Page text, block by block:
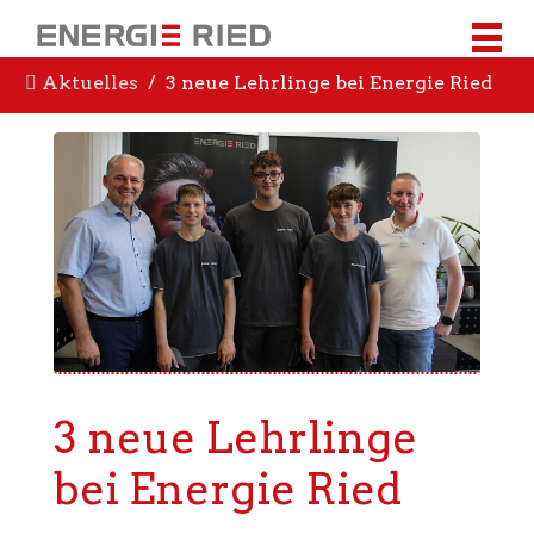
Aktuelles 3 neue Lehrlinge bei Energie Ried
3 neue Lehrlinge
bei Energie Ried